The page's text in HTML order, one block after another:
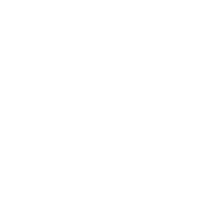
occidental malagueño recoge más de
El Cádiz se afila ante un Granada
La nueva presidenta del
Estabilizado el incendio forestal
19 familias aún desalojadas y un